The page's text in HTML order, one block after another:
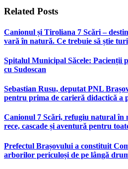
Related Posts
Canionul și Tiroliana 7 Scări –
vară în natură. Ce trebuie să știe
Spitalul Municipal Săcele: Pacienții
cu Sudoscan
Sebastian Rusu, deputat PNL
pentru prima de carieră didactică a
Canionul 7 Scări, refugiu natural în
rece, cascade și aventură pentru
Prefectul Brașovului a constituit
arborilor periculoși de pe lângă